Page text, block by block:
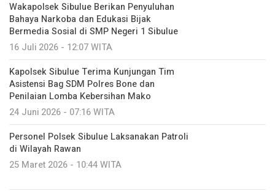
Wakapolsek Sibulue Berikan Penyuluhan
Bahaya Narkoba dan Edukasi Bijak
Bermedia Sosial di SMP Negeri 1 Sibulue
16 Juli 2026 - 12:07 WITA
Kapolsek Sibulue Terima Kunjungan Tim
Asistensi Bag SDM Polres Bone dan
Penilaian Lomba Kebersihan Mako
24 Juni 2026 - 07:16 WITA
Personel Polsek Sibulue Laksanakan Patroli
di Wilayah Rawan
25 Maret 2026 - 10:44 WITA